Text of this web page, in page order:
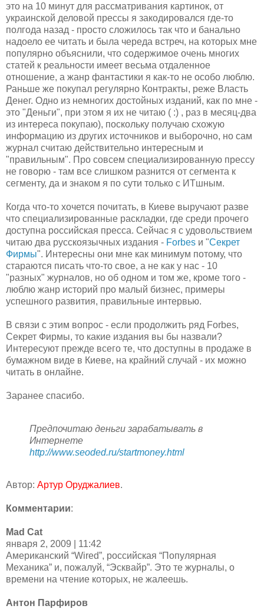
это на 10 минут для рассматривания картинок, от
украинской деловой прессы я закодировался где-то
полгода назад - просто сложилось так что и банально
надоело ее читать и была череда встреч, на которых мне
популярно объяснили, что содержимое очень многих
статей к реальности имеет весьма отдаленное
отношение, а жанр фантастики я как-то не особо люблю.
Раньше же покупал регулярно Контракты, реже Власть
Денег. Одно из немногих достойных изданий, как по мне -
это "Деньги", при этом я их не читаю ( :) , раз в месяц-два
из интереса покупаю), поскольку получаю схожую
информацию из других источников и выборочно, но сам
журнал считаю действительно интересным и
"правильным". Про совсем специализированную прессу
не говорю - там все слишком разнится от сегмента к
сегменту, да и знаком я по сути только с ИТшным.
Когда что-то хочется почитать, в Киеве выручают разве
что специализированные раскладки, где среди прочего
доступна российская пресса. Сейчас я с удовольствием
читаю два русскоязычных издания - Forbes и "Секрет
Фирмы". Интересны они мне как минимум потому, что
стараются писать что-то свое, а не как у нас - 10
"разных" журналов, но об одном и том же, кроме того -
люблю жанр историй про малый бизнес, примеры
успешного развития, правильные интервью.
В связи с этим вопрос - если продолжить ряд Forbes,
Секрет Фирмы, то какие издания вы бы назвали?
Интересуют прежде всего те, что доступны в продаже в
бумажном виде в Киеве, на крайний случай - их можно
читать в онлайне.
Заранее спасибо.
Предпочитаю деньги зарабатывать в
Интернете
http://www.seoded.ru/startmoney.html
Автор: Артур Оруджалиев.
Комментарии:
Mad Cat
января 2, 2009 | 11:42
Американский “Wired”, российская “Популярная
Механика” и, пожалуй, “Эсквайр”. Это те журналы, о
времени на чтение которых, не жалеешь.
Антон Парфиров